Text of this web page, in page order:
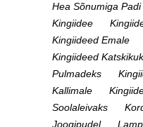
Hea Sõnumiga Padi
Kingiidee
Kingiideed Emale
Kingiideed
Pulmadeks
Kallimale
Soolaleivaks
Joogipudel
Lamp